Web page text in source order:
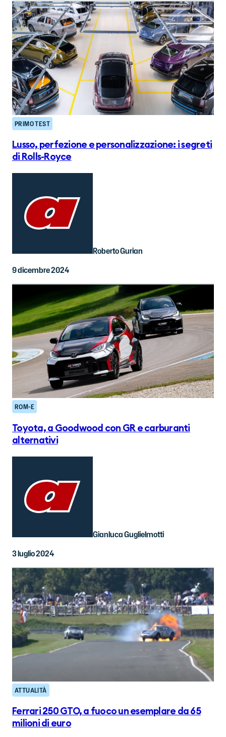
PRIMO TEST
Lusso, perfezione e personalizzazione: i segreti
di Rolls-Royce
Roberto Gurian
9 dicembre 2024
ROM-E
Toyota, a Goodwood con GR e carburanti
alternativi
Gianluca Guglielmotti
3 luglio 2024
ATTUALITÀ
Ferrari 250 GTO, a fuoco un esemplare da 65
milioni di euro